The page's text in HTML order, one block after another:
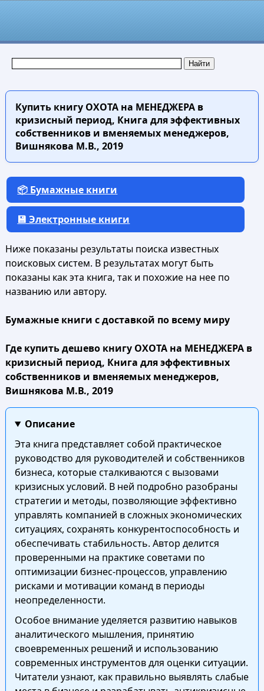
Купить книгуОХОТА на МЕНЕДЖЕРА в
кризисный период, Книга для эффективных
собственников и вменяемых менеджеров,
Вишнякова М.В., 2019
📦 Бумажные книги
💾 Электронные книги
Ниже показаны результаты поиска известных
поисковых систем. В результатах могут быть
показаны как эта книга, так и похожие на нее по
названию или автору.
Бумажные книги с доставкой по всему миру
Где купить дешево книгу ОХОТА на МЕНЕДЖЕРА в
кризисный период, Книга для эффективных
собственников и вменяемых менеджеров,
Вишнякова М.В., 2019
Описание
Эта книга представляет собой практическое
руководство для руководителей и собственников
бизнеса, которые сталкиваются с вызовами
кризисных условий. В ней подробно разобраны
стратегии и методы, позволяющие эффективно
управлять компанией в сложных экономических
ситуациях, сохранять конкурентоспособность и
обеспечивать стабильность. Автор делится
проверенными на практике советами по
оптимизации бизнес-процессов, управлению
рисками и мотивации команд в периоды
неопределенности.
Особое внимание уделяется развитию навыков
аналитического мышления, принятию
своевременных решений и использованию
современных инструментов для оценки ситуации.
Читатели узнают, как правильно выявлять слабые